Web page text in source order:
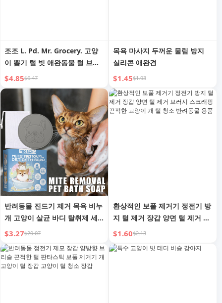
조조 L. Pd. Mr. Grocery. 고양
이 뽑기 털 빗 애완동물 털 브러
시 미용 용도 개 털 | 냉소주의
$4.85$6.47
목욕 마사지 두꺼운 물림 방지
실리콘 애완견
$1.45$1.93
반려동물 진드기 제거 목욕 비누
개 고양이 살균 바디 탈취제 세
척 목욕 용품
$3.27$20.07
환상적인 보풀 제거기 정전기 방
지 털 제거 장갑 양면 털 제거 브
러시 스크래핑 끈적한 고양이 개
털 청소 반려동물 용품
$1.60$2.13